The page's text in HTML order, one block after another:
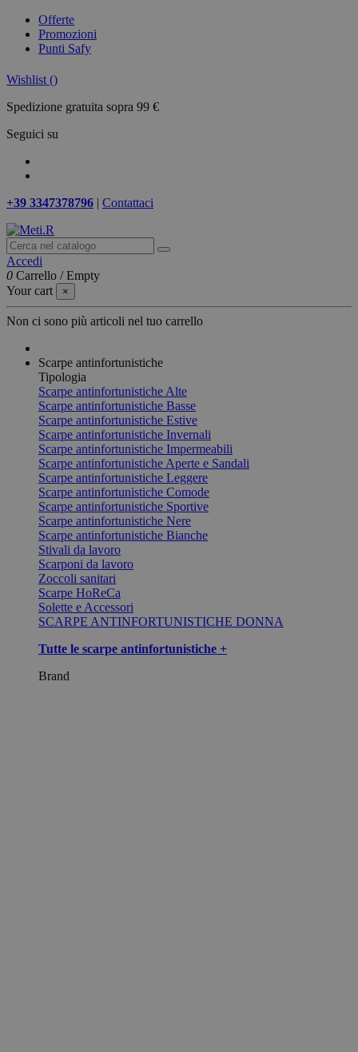
Offerte
Promozioni
Punti Safy
Wishlist ()
Spedizione gratuita sopra 99 €
Seguici su
+39 3347378796 | Contattaci
Accedi
0 Carrello /Empty
Your cart
×
Non ci sono più articoli nel tuo carrello
Scarpe antinfortunistiche
Tipologia
Scarpe antinfortunistiche Alte
Scarpe antinfortunistiche Basse
Scarpe antinfortunistiche Estive
Scarpe antinfortunistiche Invernali
Scarpe antinfortunistiche Impermeabili
Scarpe antinfortunistiche Aperte e Sandali
Scarpe antinfortunistiche Leggere
Scarpe antinfortunistiche Comode
Scarpe antinfortunistiche Sportive
Scarpe antinfortunistiche Nere
Scarpe antinfortunistiche Bianche
Stivali da lavoro
Scarponi da lavoro
Zoccoli sanitari
Scarpe HoReCa
Solette e Accessori
SCARPE ANTINFORTUNISTICHE DONNA
Tutte le scarpe antinfortunistiche +
Brand